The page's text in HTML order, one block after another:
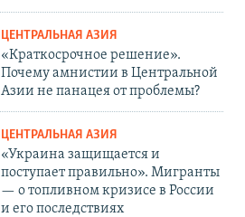
ЦЕНТРАЛЬНАЯ АЗИЯ
«Краткосрочное решение».
Почему амнистии в Центральной
Азии не панацея от проблемы?
ЦЕНТРАЛЬНАЯ АЗИЯ
«Украина защищается и
поступает правильно». Мигранты
— о топливном кризисе в России
и его последствиях